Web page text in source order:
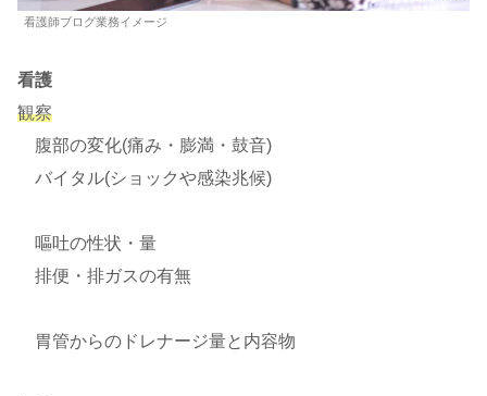
看護師ブログ業務イメージ
看護
観察
腹部の変化(痛み・膨満・鼓音)
バイタル(ショックや感染兆候)
嘔吐の性状・量
排便・排ガスの有無
胃管からのドレナージ量と内容物